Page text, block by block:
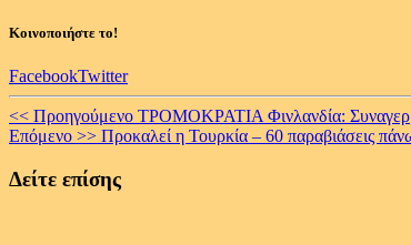
Κοινοποιήστε το!
FacebookTwitter
Continue
Reading
<< Προηγούμενο ΤΡΟΜΟΚΡΑΤΙΑ Φινλανδία:
Επόμενο >> Προκαλεί η Τουρκία – 60 παραβιάσεις
Δείτε επίσης